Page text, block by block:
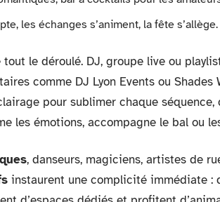
les échanges s’animent, la fête s’allège.
le déroulé. DJ, groupe live ou
comme DJ Lyon Events ou
pour sublimer chaque
les émotions, accompagne le bal ou
, danseurs, magiciens, artistes de
instaurent une complicité immédiate :